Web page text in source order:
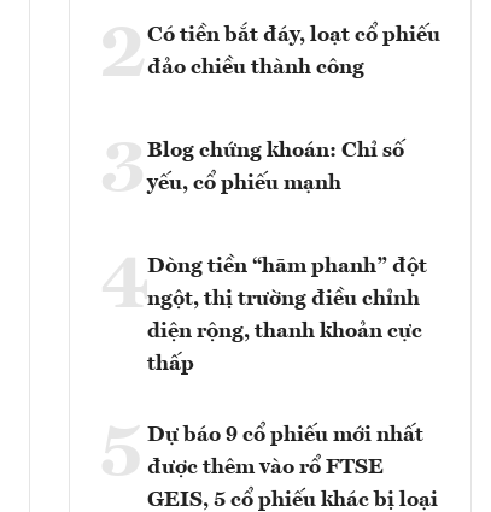
2Có tiền bắt đáy, loạt cổ phiếu
đảo chiều thành công
3 Blog chứng khoán: Chỉ số
yếu, cổ phiếu mạnh
4Dòng tiền “hãm phanh” đột
ngột, thị trường điều chỉnh
diện rộng, thanh khoản cực
thấp
5 Dự báo 9 cổ phiếu mới nhất
được thêm vào rổ FTSE
GEIS, 5 cổ phiếu khác bị loại